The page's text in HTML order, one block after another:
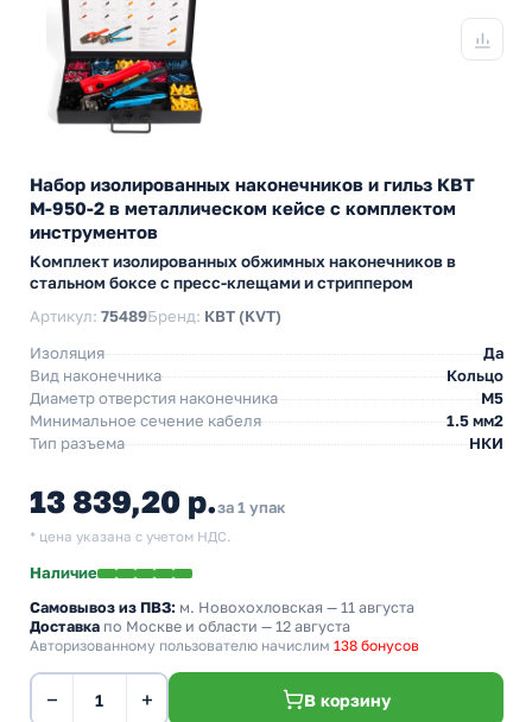
Набор изолированных наконечников и гильз КВТ
М-950-2 в металлическом кейсе с комплектом
инструментов
Комплект изолированных обжимных наконечников в
стальном боксе с пресс-клещами и стриппером
Артикул: 75489Бренд: КВТ (KVT)
Изоляция
Да
Вид наконечника
Кольцо
Диаметр отверстия наконечника
М5
Минимальное сечение кабеля
1.5 мм2
Тип разъема
НКИ
13 839,20 р.за 1 упак
* цена указана с учетом НДС.
Наличие
Самовывоз из ПВЗ: м. Новохохловская — 11 августа
Доставка по Москве и области — 12 августа
Авторизованному пользователю начислим 138 бонусов
− + В корзину